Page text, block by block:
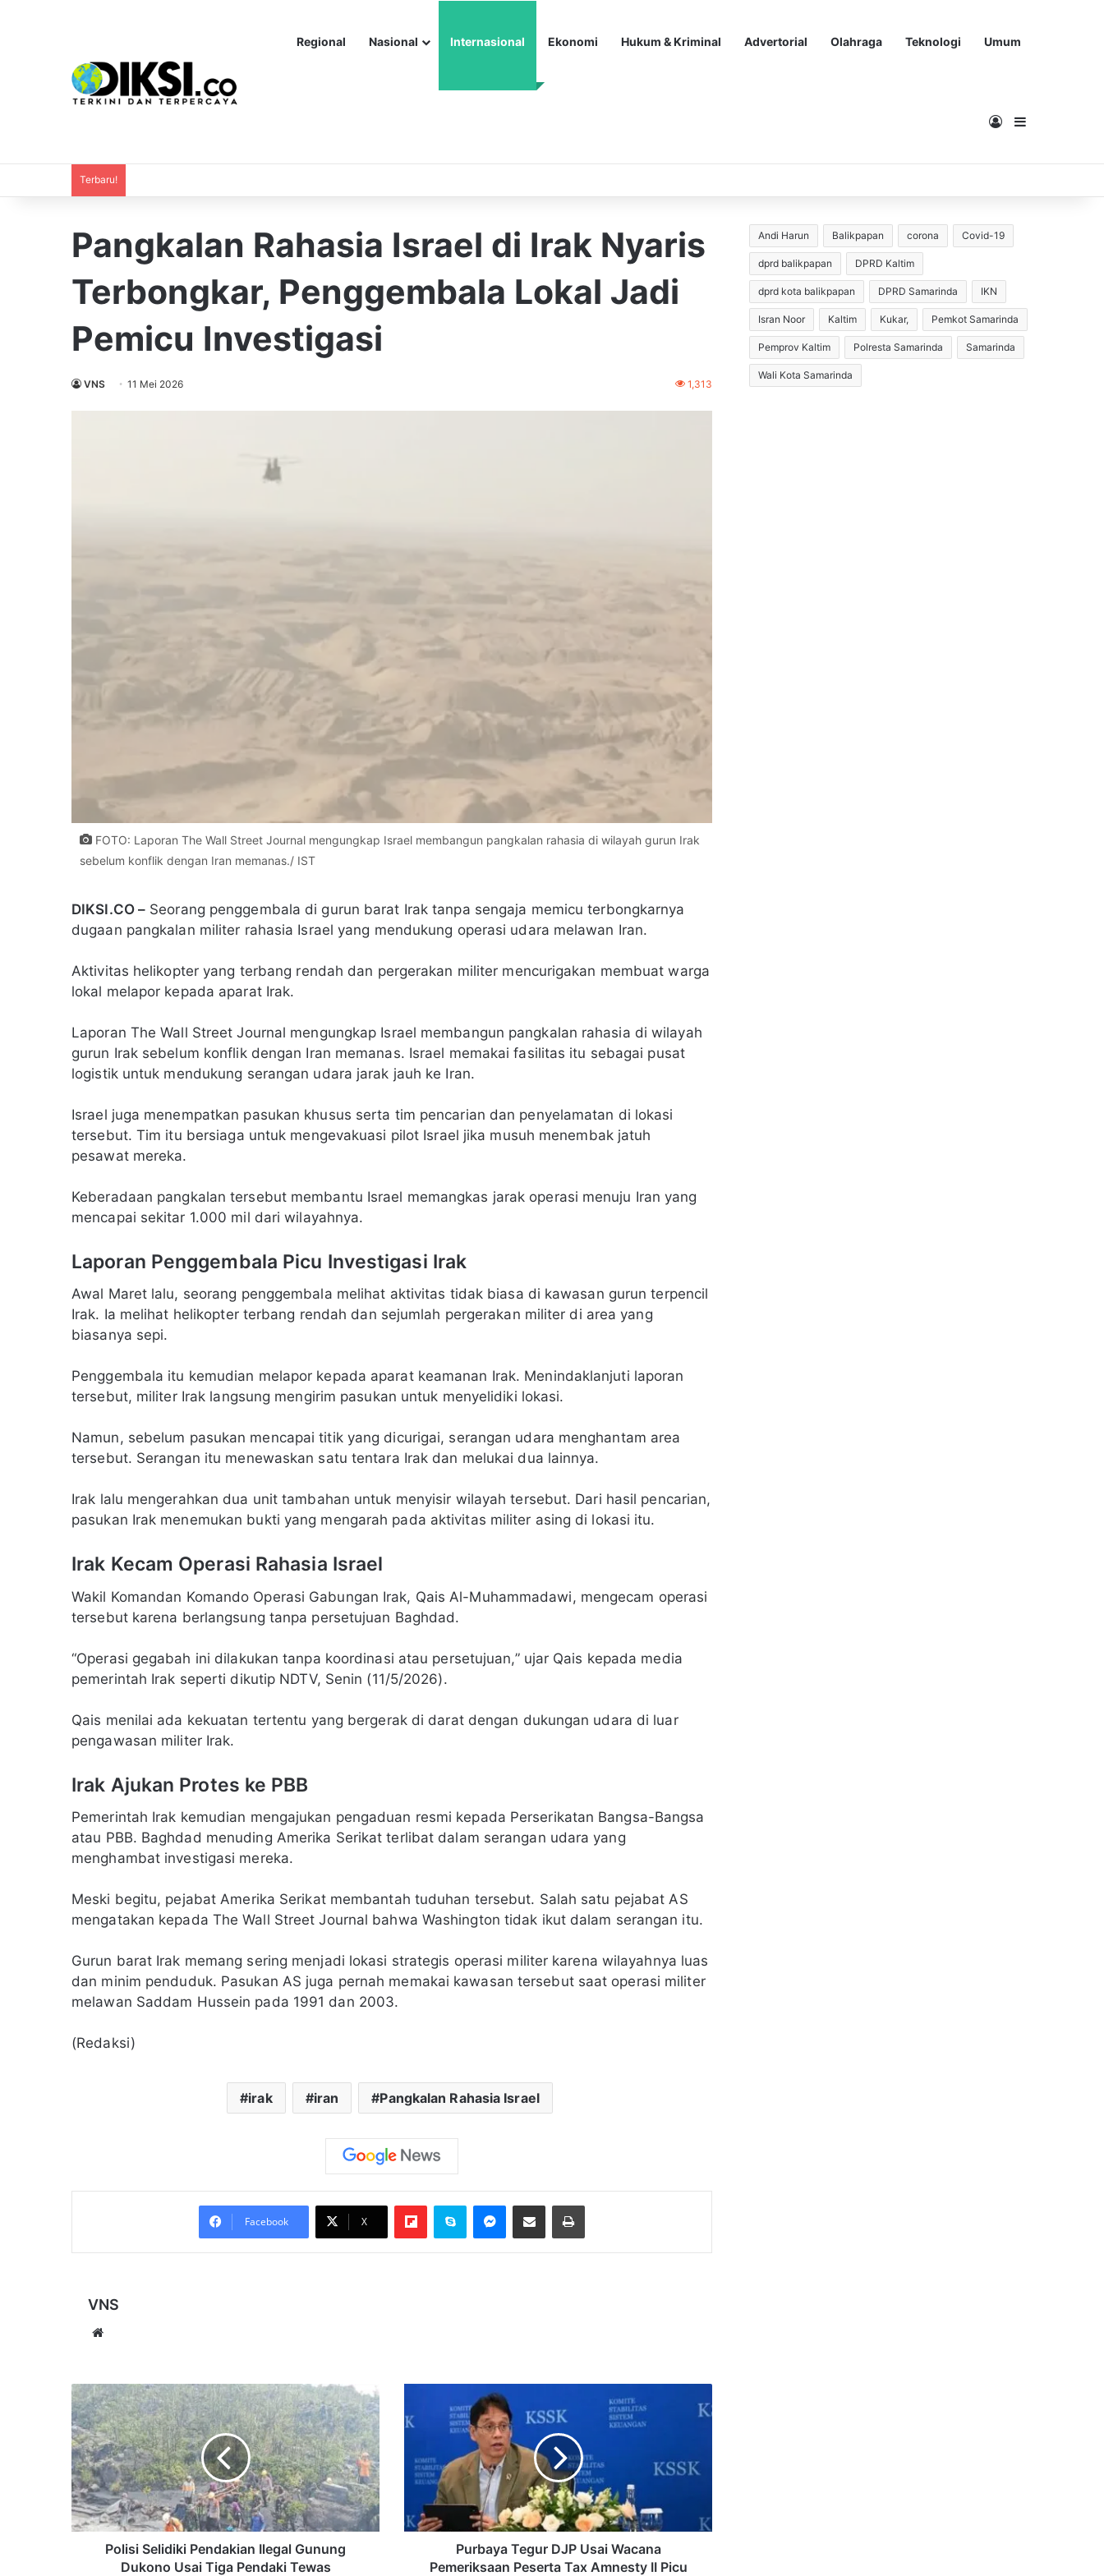
Regional Nasional Internasional Ekonomi Hukum & Kriminal Advertorial Olahraga Teknologi Umum
MasukSidebar
Terbaru!
Pangkalan Rahasia Israel di Irak Nyaris
Terbongkar, Penggembala Lokal Jadi
Pemicu Investigasi
VNS 11 Mei 2026 1,313
FOTO: Laporan The Wall Street Journal mengungkap Israel membangun pangkalan rahasia di wilayah gurun Irak
sebelum konflik dengan Iran memanas./ IST
DIKSI.CO – Seorang penggembala di gurun barat Irak tanpa sengaja memicu terbongkarnya
dugaan pangkalan militer rahasia Israel yang mendukung operasi udara melawan Iran.
Aktivitas helikopter yang terbang rendah dan pergerakan militer mencurigakan membuat warga
lokal melapor kepada aparat Irak.
Laporan The Wall Street Journal mengungkap Israel membangun pangkalan rahasia di wilayah
gurun Irak sebelum konflik dengan Iran memanas. Israel memakai fasilitas itu sebagai pusat
logistik untuk mendukung serangan udara jarak jauh ke Iran.
Israel juga menempatkan pasukan khusus serta tim pencarian dan penyelamatan di lokasi
tersebut. Tim itu bersiaga untuk mengevakuasi pilot Israel jika musuh menembak jatuh
pesawat mereka.
Keberadaan pangkalan tersebut membantu Israel memangkas jarak operasi menuju Iran yang
mencapai sekitar 1.000 mil dari wilayahnya.
Laporan Penggembala Picu Investigasi Irak
Awal Maret lalu, seorang penggembala melihat aktivitas tidak biasa di kawasan gurun terpencil
Irak. Ia melihat helikopter terbang rendah dan sejumlah pergerakan militer di area yang
biasanya sepi.
Penggembala itu kemudian melapor kepada aparat keamanan Irak. Menindaklanjuti laporan
tersebut, militer Irak langsung mengirim pasukan untuk menyelidiki lokasi.
Namun, sebelum pasukan mencapai titik yang dicurigai, serangan udara menghantam area
tersebut. Serangan itu menewaskan satu tentara Irak dan melukai dua lainnya.
Irak lalu mengerahkan dua unit tambahan untuk menyisir wilayah tersebut. Dari hasil pencarian,
pasukan Irak menemukan bukti yang mengarah pada aktivitas militer asing di lokasi itu.
Irak Kecam Operasi Rahasia Israel
Wakil Komandan Komando Operasi Gabungan Irak, Qais Al-Muhammadawi, mengecam operasi
tersebut karena berlangsung tanpa persetujuan Baghdad.
“Operasi gegabah ini dilakukan tanpa koordinasi atau persetujuan,” ujar Qais kepada media
pemerintah Irak seperti dikutip NDTV, Senin (11/5/2026).
Qais menilai ada kekuatan tertentu yang bergerak di darat dengan dukungan udara di luar
pengawasan militer Irak.
Irak Ajukan Protes ke PBB
Pemerintah Irak kemudian mengajukan pengaduan resmi kepada Perserikatan Bangsa-Bangsa
atau PBB. Baghdad menuding Amerika Serikat terlibat dalam serangan udara yang
menghambat investigasi mereka.
Meski begitu, pejabat Amerika Serikat membantah tuduhan tersebut. Salah satu pejabat AS
mengatakan kepada The Wall Street Journal bahwa Washington tidak ikut dalam serangan itu.
Gurun barat Irak memang sering menjadi lokasi strategis operasi militer karena wilayahnya luas
dan minim penduduk. Pasukan AS juga pernah memakai kawasan tersebut saat operasi militer
melawan Saddam Hussein pada 1991 dan 2003.
(Redaksi)
irak iran Pangkalan Rahasia Israel
Facebook X
FlipboardSkype Messenger
Bagikan melalui Email Cetak
VNS
Polisi
Selidiki
Pendakian
Ilegal
Gunung
Dukono
Usai
Tiga
Pendaki
Polisi Selidiki Pendakian Ilegal Gunung
Dukono Usai Tiga Pendaki Tewas
DJP
Wacana
Pemeriksaan
Peserta
Tax
Amnesty
Purbaya Tegur DJP Usai Wacana
Pemeriksaan Peserta Tax Amnesty II Picu
Andi Harun Balikpapan corona Covid-19
dprd balikpapan DPRD Kaltim
dprd kota balikpapan DPRD Samarinda IKN
Isran Noor Kaltim Kukar, Pemkot Samarinda
Pemprov Kaltim Polresta Samarinda Samarinda
Wali Kota Samarinda